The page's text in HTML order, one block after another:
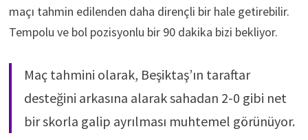
maçı tahmin edilenden daha dirençli bir hale getirebilir.
Tempolu ve bol pozisyonlu bir 90 dakika bizi bekliyor.
Maç tahmini olarak, Beşiktaş’ın taraftar
desteğini arkasına alarak sahadan 2-0 gibi net
bir skorla galip ayrılması muhtemel görünüyor.